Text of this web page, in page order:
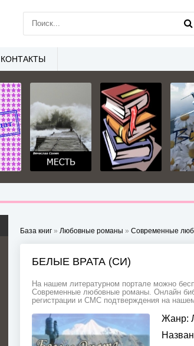
База книг » Любовные романы » Современные
БЕЛЫЕ ВРАТА (СИ)
На нашем литературном портале можно
Современные любовные романы. Онлайн
регистрации и СМС подтверждения на
Жанр:
КОНТАКТЫ